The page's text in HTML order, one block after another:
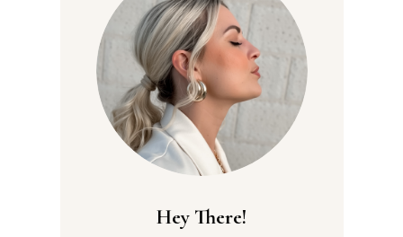
Hey There!